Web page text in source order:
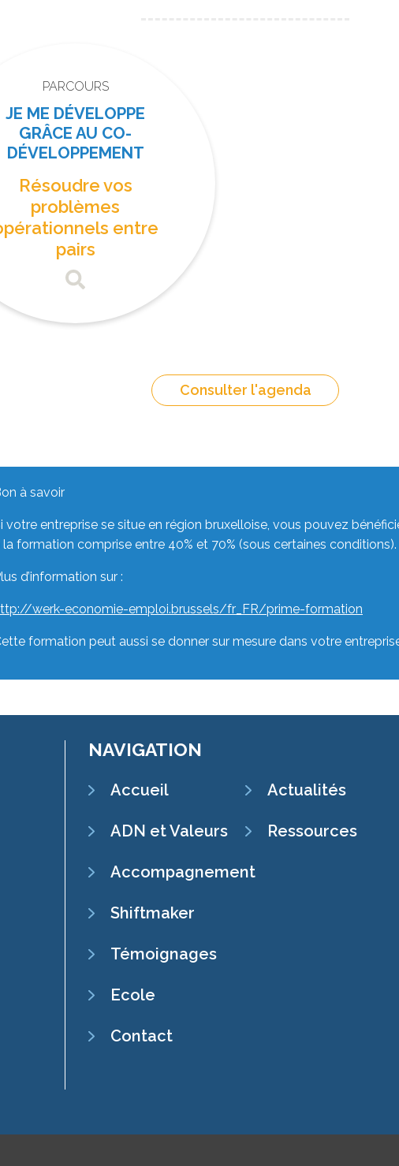
PARCOURS
JE ME DÉVELOPPE
GRÂCE AU CO-
DÉVELOPPEMENT
Résoudre vos
problèmes
entre
pairs
Consulter l'agenda
à savoir
votre entreprise se situe en région bruxelloise, vous pouvez
la formation comprise entre 40% et 70% (sous certaines conditions).
d’information sur :
werk-economie-emploi.brussels/fr_FR/prime-formation
formation peut aussi se donner sur mesure dans votre
NAVIGATION
Accueil
ADN et Valeurs
Accompagnement
Shiftmaker
Témoignages
Ecole
Contact
SECONDARY
NAVIGATION
Actualités
Ressources